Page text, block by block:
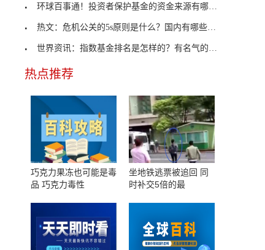
环球百事通！投资者保护基金的资金来源有哪些？投资
热文：危机公关的5s原则是什么？国内有哪些危机公关
世界资讯：指数基金排名是怎样的？有名气的指数基金
热点推荐
巧克力果冻也可能是毒
品 巧克力毒性
坐地铁逃票被追回 同
时补交5倍的最